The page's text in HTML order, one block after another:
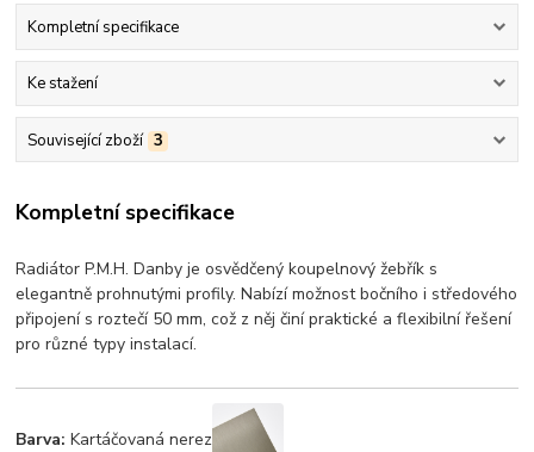
Kompletní specifikace
Ke stažení
Související zboží 3
Kompletní specifikace
Radiátor P.M.H. Danby je osvědčený koupelnový žebřík s
elegantně prohnutými profily. Nabízí možnost bočního i středového
připojení s roztečí 50 mm, což z něj činí praktické a flexibilní řešení
pro různé typy instalací.
Barva: Kartáčovaná nerez